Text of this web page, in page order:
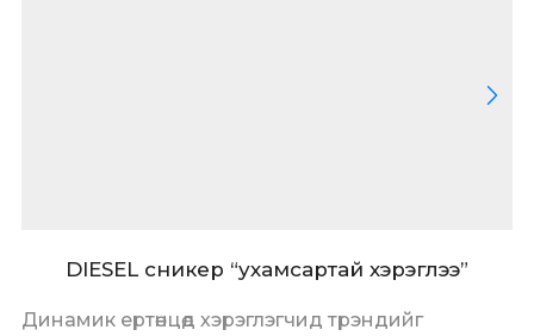
DIESEL сникер “ухамсартай хэрэглээ”
Динамик ертөнцөд хэрэглэгчид трэндийг